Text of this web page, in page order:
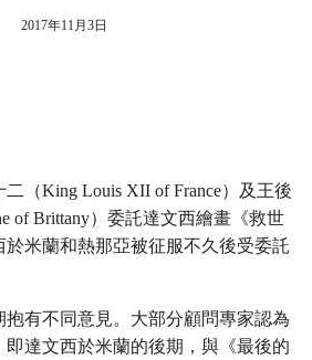
2017年11月3日
（King Louis XII of France）及王後
of Brittany）委託達文西繪畫《救世
米蘭和熱那亞被征服不久後受委託
有不同意見。大部分顧問專家認為
即達文西於米蘭的後期，與《最後的